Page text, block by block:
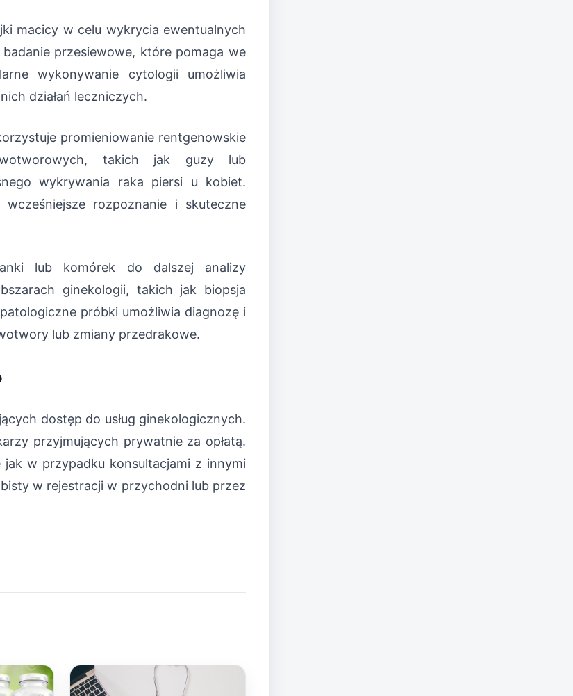
macicy w celu wykrycia ewentualnych
przesiewowe, które pomaga we
wykonywanie cytologii umożliwia
działań leczniczych.
promieniowanie rentgenowskie
takich jak guzy lub
wykrywania raka piersi u kobiet.
rozpoznanie i skuteczne
lub komórek do dalszej analizy
ginekologii, takich jak biopsja
próbki umożliwia diagnozę i
lub zmiany przedrakowe.
dostęp do usług ginekologicznych.
przyjmujących prywatnie za opłatą.
w przypadku konsultacjami z innymi
w rejestracji w przychodni lub przez